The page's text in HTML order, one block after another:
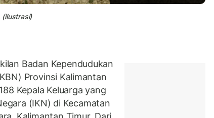
(ilustrasi)
Badan Kependudukan
Provinsi Kalimantan
Kepala Keluarga yang
(IKN) di Kecamatan